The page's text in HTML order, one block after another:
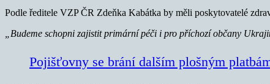
Podle ředitele VZP ČR Zdeňka Kabátka by měli poskytovatelé
„Budeme schopni zajistit primární péči i pro příchozí občany
Pojišťovny se brání dalším plošným